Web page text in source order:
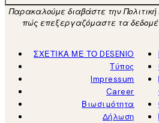
Παρακαλούμε διαβάστε την
πώς επεξεργαζόμαστε τα
ΣΧΕΤΙΚΑ ΜΕ ΤΟ DESENIO
Τύπος
Impressum
Career
Βιωσιμότητα
Δήλωση